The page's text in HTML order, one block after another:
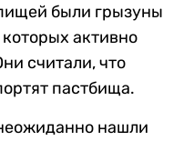
были грызуны
активно
считали, что
пастбища.
нашли